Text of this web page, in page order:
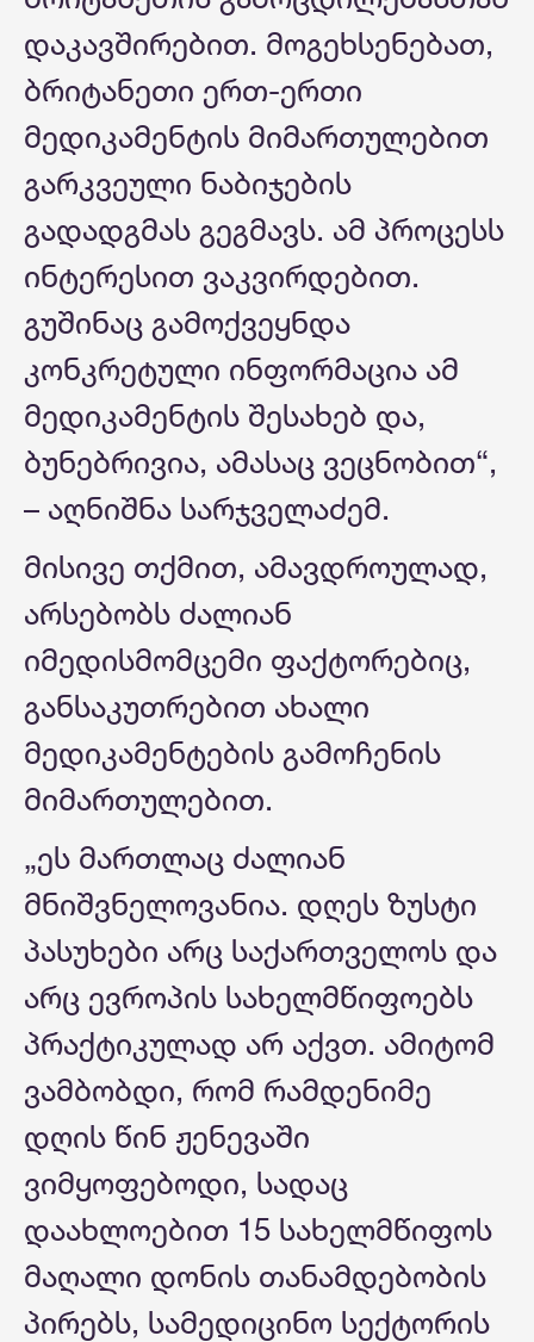
დაკავშირებით. მოგეხსენებათ,
ბრიტანეთი ერთ-ერთი
მედიკამენტის მიმართულებით
გარკვეული ნაბიჯების
გადადგმას გეგმავს. ამ პროცესს
ინტერესით ვაკვირდებით.
გუშინაც გამოქვეყნდა
კონკრეტული ინფორმაცია ამ
მედიკამენტის შესახებ და,
ბუნებრივია, ამასაც ვეცნობით“,
– აღნიშნა სარჯველაძემ.
მისივე თქმით, ამავდროულად,
არსებობს ძალიან
იმედისმომცემი ფაქტორებიც,
განსაკუთრებით ახალი
მედიკამენტების გამოჩენის
მიმართულებით.
„ეს მართლაც ძალიან
მნიშვნელოვანია. დღეს ზუსტი
პასუხები არც საქართველოს და
არც ევროპის სახელმწიფოებს
პრაქტიკულად არ აქვთ. ამიტომ
ვამბობდი, რომ რამდენიმე
დღის წინ ჟენევაში
ვიმყოფებოდი, სადაც
დაახლოებით 15 სახელმწიფოს
მაღალი დონის თანამდებობის
პირებს, სამედიცინო სექტორის